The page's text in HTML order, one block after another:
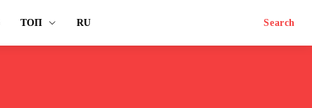
ТОП RU Search